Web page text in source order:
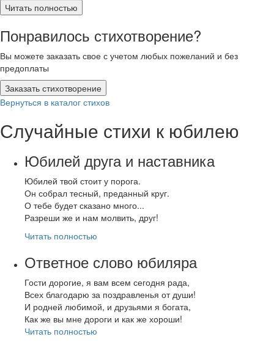
Читать полностью
Понравилось стихотворение?
Вы можете заказать свое с учетом любых пожеланий и без
предоплаты
Заказать стихотворение
Вернуться в каталог стихов
Случайные стихи к юбилею
Юбилей друга и наставника
Юбилей твой стоит у порога.
Он собрал тесный, преданный круг.
О тебе будет сказано много...
Разреши же и нам молвить, друг!
Читать полностью
Ответное слово юбиляра
Гости дорогие, я вам всем сегодня рада,
Всех благодарю за поздравленья от души!
И родней любимой, и друзьями я богата,
Как же вы мне дороги и как же хороши!
Читать полностью